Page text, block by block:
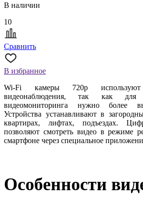
В наличии
10
Сравнить
В избранное
Wi-Fi камеры 720р
видеонаблюдения, так как для
видеомониторинга нужно более
Устройства устанавливают в
квартирах, лифтах, подъездах.
позволяют смотреть видео в режиме
смартфоне через специальное
Особенности